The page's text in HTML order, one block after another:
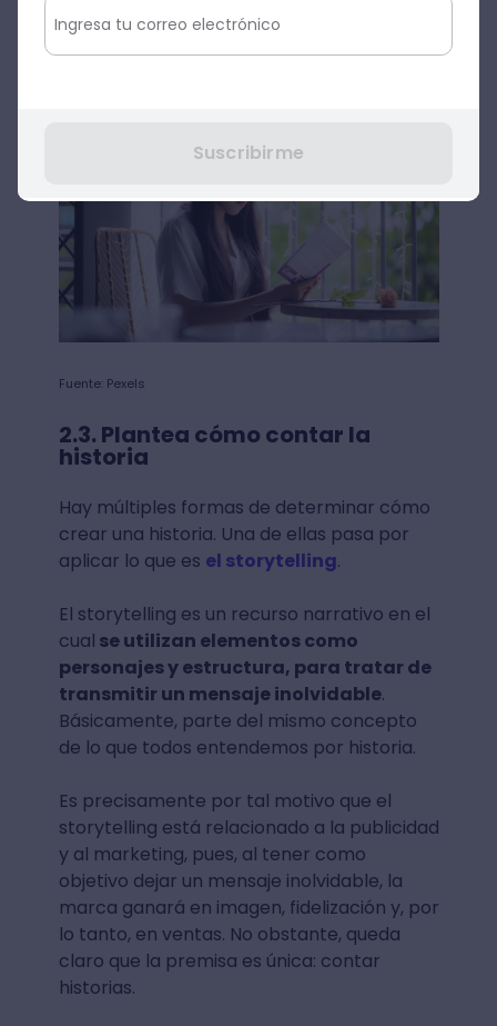
vivimos en algún lugar, experimentamos las
Fuente: Pexels
2.3. Plantea cómo contar la
historia
Hay múltiples formas de determinar cómo
crear una historia. Una de ellas pasa por
aplicar lo que es el storytelling.
El storytelling es un recurso narrativo en el
cual se utilizan elementos como
personajes y estructura, para tratar de
transmitir un mensaje inolvidable.
Básicamente, parte del mismo concepto
de lo que todos entendemos por historia.
Es precisamente por tal motivo que el
storytelling está relacionado a la publicidad
y al marketing, pues, al tener como
objetivo dejar un mensaje inolvidable, la
marca ganará en imagen, fidelización y, por
lo tanto, en ventas. No obstante, queda
claro que la premisa es única: contar
historias.
Suscribirme